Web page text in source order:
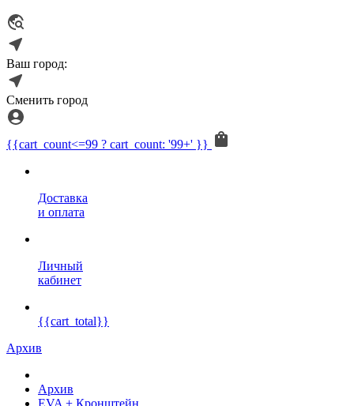
Ваш город:
Сменить город
{{cart_count<=99 ? cart_count: '99+' }}
Доставка
и оплата
Личный
кабинет
{{cart_total}}
Архив
Архив
EVA + Кронштейн